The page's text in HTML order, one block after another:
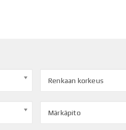
Renkaan korkeus
Märkäpito